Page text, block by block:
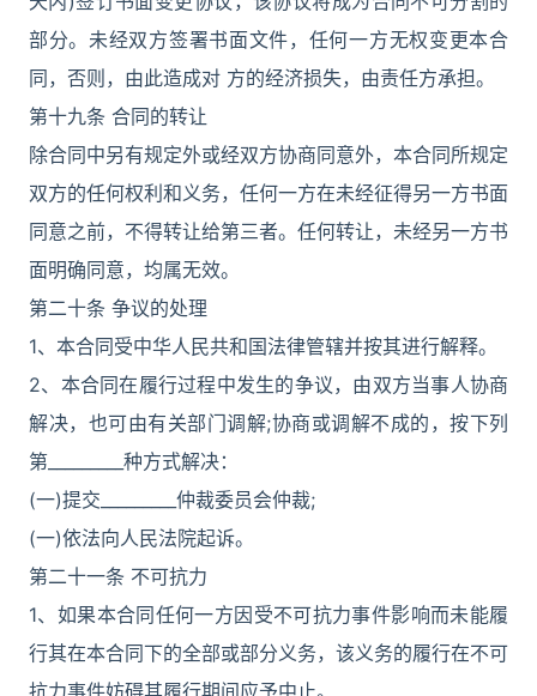
部分。未经双方签署书面文件，任何一方无权变更本合
同，否则，由此造成对 方的经济损失，由责任方承担。
第十九条 合同的转让
除合同中另有规定外或经双方协商同意外，本合同所规定
双方的任何权利和义务，任何一方在未经征得另一方书面
同意之前，不得转让给第三者。任何转让，未经另一方书
面明确同意，均属无效。
第二十条 争议的处理
1、本合同受中华人民共和国法律管辖并按其进行解释。
2、本合同在履行过程中发生的争议，由双方当事人协商
解决，也可由有关部门调解;协商或调解不成的，按下列
第_________种方式解决：
(一)提交_________仲裁委员会仲裁;
(一)依法向人民法院起诉。
第二十一条 不可抗力
1、如果本合同任何一方因受不可抗力事件影响而未能履
行其在本合同下的全部或部分义务，该义务的履行在不可
抗力事件妨碍其履行期间应予中止。